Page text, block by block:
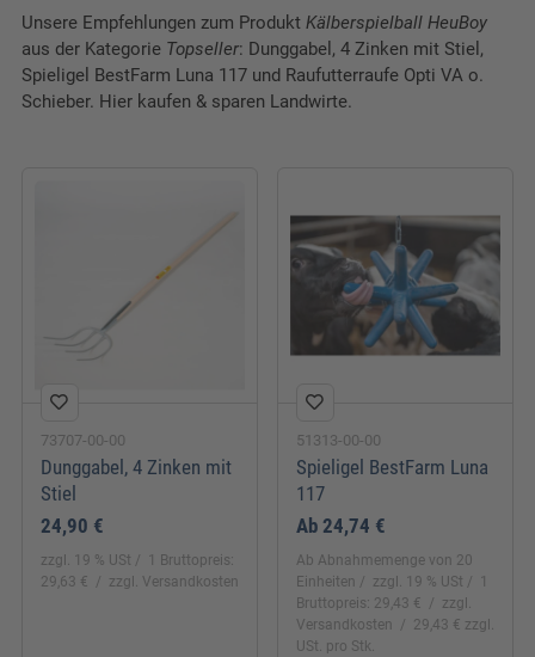
Mehr Informationen Akzeptieren
Unsere Empfehlungen zum Produkt Kälberspielball HeuBoy
aus der Kategorie Topseller: Dunggabel, 4 Zinken mit Stiel,
Spieligel BestFarm Luna 117 und Raufutterraufe Opti VA o.
Schieber. Hier kaufen & sparen Landwirte.
73707-00-00
Dunggabel, 4 Zinken mit
Stiel
24,90 €
zzgl. 19 % USt
1 Bruttopreis:
29,63 €
zzgl. Versandkosten
51313-00-00
Spieligel BestFarm Luna
117
Ab 24,74 €
Ab Abnahmemenge von 20
Einheiten
zzgl. 19 % USt
1
Bruttopreis: 29,43 €
zzgl.
Versandkosten
29,43 € zzgl.
USt. pro Stk.